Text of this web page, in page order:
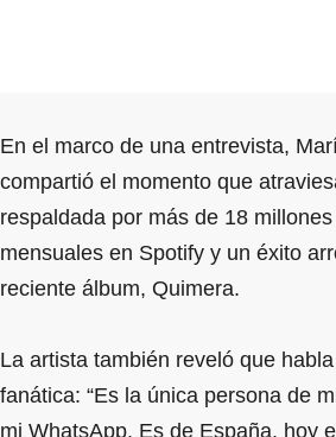
En el marco de una entrevista,
compartió el momento que
respaldada por más de 18
mensuales en Spotify y un éxito
reciente álbum, Quimera.
La artista también reveló que
fanática: “Es la única persona de
mi WhatsApp. Es de España, hoy